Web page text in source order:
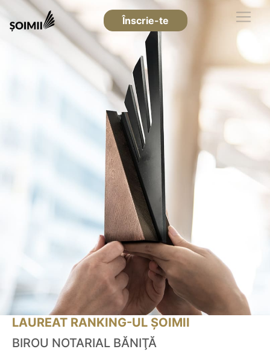
Înscrie-te
LAUREAT RANKING-UL ȘOIMII
BIROU NOTARIAL BĂNIŢĂ